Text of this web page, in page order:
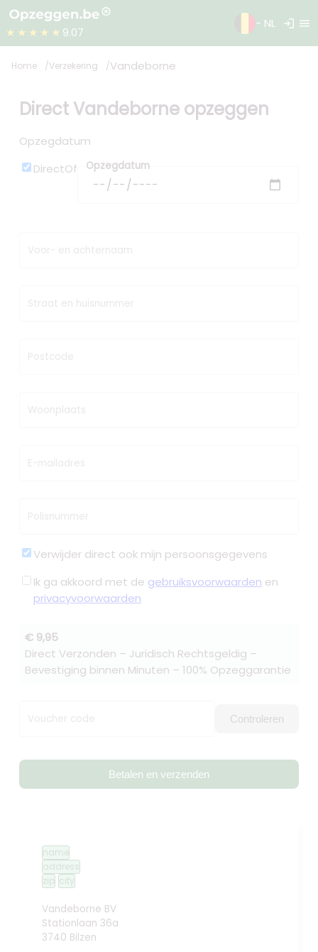
★★★★★ 9.07
- NL login menu
Home Verzekering Vandeborne
Direct Vandeborne opzeggen
Opzegdatum
DirectOf Opzegdatum
Voor- en achternaam
Straat en huisnummer
Postcode
Woonplaats
E-mailadres
Polisnummer
Verwijder direct ook mijn persoonsgegevens
Ik ga akkoord met de gebruiksvoorwaarden en
privacyvoorwaarden
€ 9,95
Direct Verzonden – Juridisch Rechtsgeldig –
Bevestiging binnen Minuten – 100% Opzeggarantie
Voucher code Controleren
Betalen en verzenden
name
address
zip city
Vandeborne BV
Stationlaan 36a
3740 Bilzen